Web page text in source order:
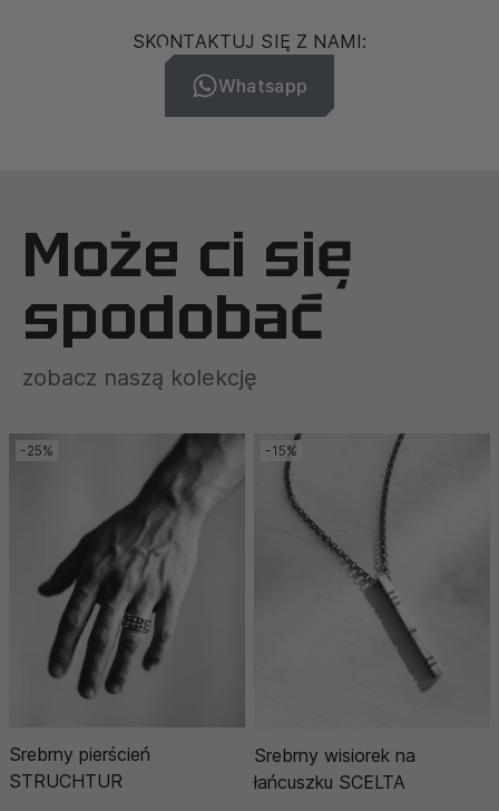
SKONTAKTUJ SIĘ Z NAMI:
Whatsapp
Może ci się
spodobać
zobacz naszą kolekcję
-25%
Srebrny pierścień
STRUCHTUR
-15%
Srebrny wisiorek na
łańcuszku SCELTA